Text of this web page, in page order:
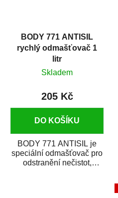
BODY 771 ANTISIL
rychlý odmašťovač 1
litr
Skladem
205 Kč
DO KOŠÍKU
BODY 771 ANTISIL je
speciální odmašťovač pro
odstranění nečistot,